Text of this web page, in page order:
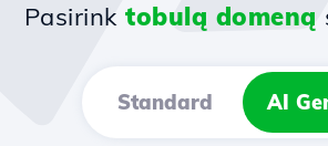
Pasirink tobulą domeną
Standard AI